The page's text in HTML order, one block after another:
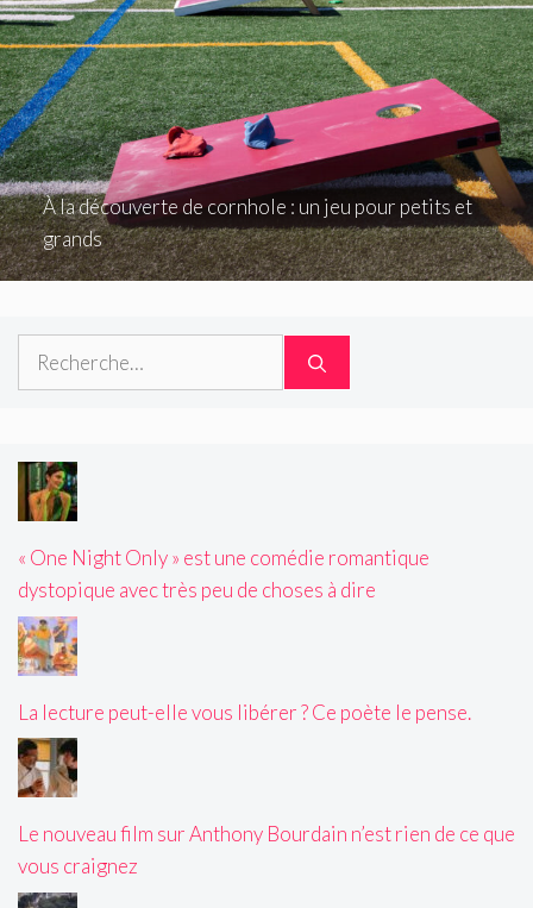
À la découverte de cornhole : un jeu pour petits et
grands
Rechercher :
« One Night Only » est une comédie romantique
dystopique avec très peu de choses à dire
La lecture peut-elle vous libérer ? Ce poète le pense.
Le nouveau film sur Anthony Bourdain n’est rien de ce que
vous craignez